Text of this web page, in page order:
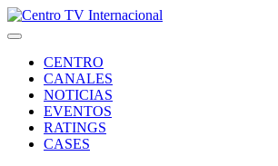
CENTRO
CANALES
NOTICIAS
EVENTOS
RATINGS
CASES